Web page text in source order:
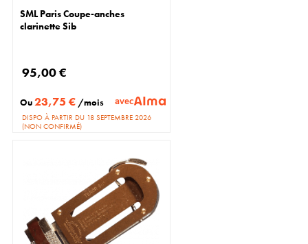
SML Paris Coupe-anches
clarinette Sib
95,00 €
Ou23,75 € /mois avec
DISPO À PARTIR DU 18 SEPTEMBRE 2026
(NON CONFIRMÉ)